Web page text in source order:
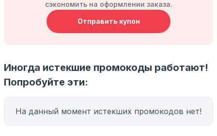
сэкономить на оформлении заказа.
Отправить купон
Иногда истекшие промокоды работают!
Попробуйте эти:
На данный момент истекших промокодов нет!